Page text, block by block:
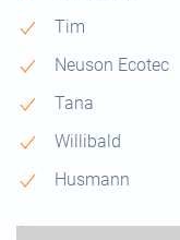
Tim
Neuson Ecotec
Tana
Willibald
Husmann